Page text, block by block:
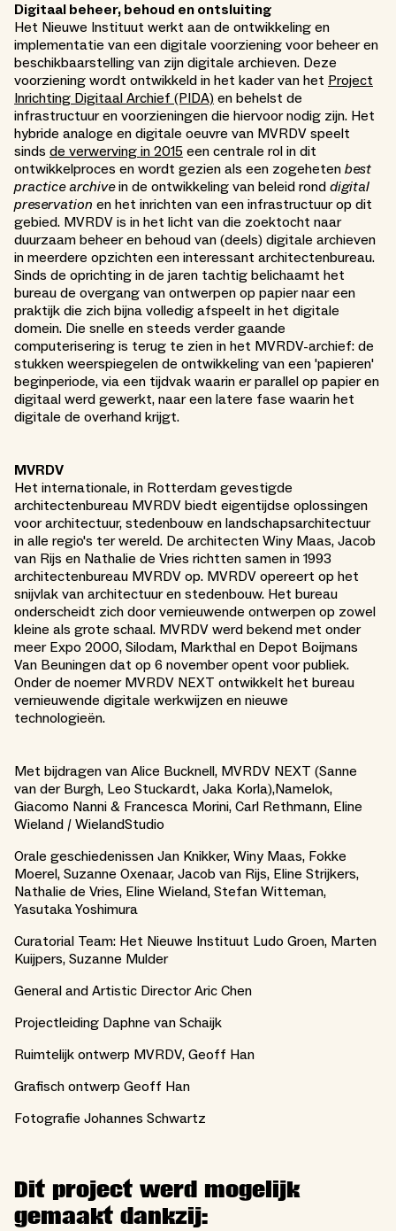
Digitaal beheer, behoud en ontsluiting
Het Nieuwe Instituut werkt aan de ontwikkeling en
implementatie van een digitale voorziening voor beheer en
beschikbaarstelling van zijn digitale archieven. Deze
voorziening wordt ontwikkeld in het kader van het Project
Inrichting Digitaal Archief (PIDA) en behelst de
infrastructuur en voorzieningen die hiervoor nodig zijn. Het
hybride analoge en digitale oeuvre van MVRDV speelt
sinds de verwerving in 2015 een centrale rol in dit
ontwikkelproces en wordt gezien als een zogeheten best
practice archivein de ontwikkeling van beleid rond digital
preservation en het inrichten van een infrastructuur op dit
gebied. MVRDV is in het licht van die zoektocht naar
duurzaam beheer en behoud van (deels) digitale archieven
in meerdere opzichten een interessant architectenbureau.
Sinds de oprichting in de jaren tachtig belichaamt het
bureau de overgang van ontwerpen op papier naar een
praktijk die zich bijna volledig afspeelt in het digitale
domein. Die snelle en steeds verder gaande
computerisering is terug te zien in het MVRDV-archief: de
stukken weerspiegelen de ontwikkeling van een 'papieren'
beginperiode, via een tijdvak waarin er parallel op papier en
digitaal werd gewerkt, naar een latere fase waarin het
digitale de overhand krijgt.
MVRDV
Het internationale, in Rotterdam gevestigde
architectenbureau MVRDV biedt eigentijdse oplossingen
voor architectuur, stedenbouw en landschapsarchitectuur
in alle regio's ter wereld. De architecten Winy Maas, Jacob
van Rijs en Nathalie de Vries richtten samen in 1993
architectenbureau MVRDV op. MVRDV opereert op het
snijvlak van architectuur en stedenbouw. Het bureau
onderscheidt zich door vernieuwende ontwerpen op zowel
kleine als grote schaal. MVRDV werd bekend met onder
meer Expo 2000, Silodam, Markthal en Depot Boijmans
Van Beuningen dat op 6 november opent voor publiek.
Onder de noemer MVRDV NEXT ontwikkelt het bureau
vernieuwende digitale werkwijzen en nieuwe
technologieën.
Met bijdragen van Alice Bucknell, MVRDV NEXT (Sanne
van der Burgh, Leo Stuckardt, Jaka Korla),Namelok,
Giacomo Nanni & Francesca Morini, Carl Rethmann, Eline
Wieland / WielandStudio
Orale geschiedenissen Jan Knikker, Winy Maas, Fokke
Moerel, Suzanne Oxenaar, Jacob van Rijs, Eline Strijkers,
Nathalie de Vries, Eline Wieland, Stefan Witteman,
Yasutaka Yoshimura
Curatorial Team: Het Nieuwe Instituut Ludo Groen, Marten
Kuijpers, Suzanne Mulder
General and Artistic Director Aric Chen
Projectleiding Daphne van Schaijk
Ruimtelijk ontwerp MVRDV, Geoff Han
Grafisch ontwerp Geoff Han
Fotografie Johannes Schwartz
Dit project werd mogelijk
gemaakt dankzij: